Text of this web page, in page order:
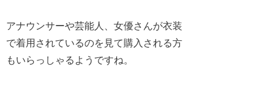
アナウンサーや芸能人、女優さんが衣装
で着用されているのを見て購入される方
もいらっしゃるようですね。